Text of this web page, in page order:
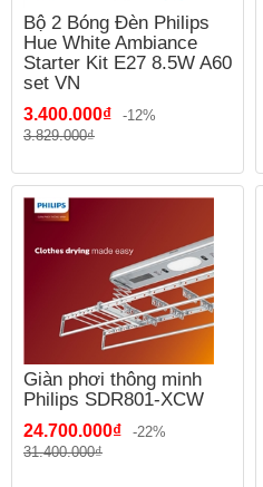
Bộ 2 Bóng Đèn Philips
Hue White Ambiance
Starter Kit E27 8.5W A60
set VN
3.400.000₫
-12%
3.829.000₫
Giàn phơi thông minh
Philips SDR801-XCW
24.700.000₫
-22%
31.400.000₫